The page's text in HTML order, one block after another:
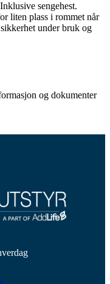
sengehest.
liten plass i rommet når
under bruk og
og dokumenter